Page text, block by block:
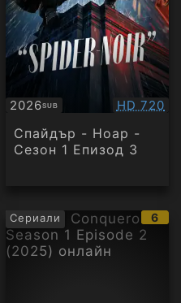
2026SUB
Субтитри HD 720
Спайдър - Ноар -
Сезон 1 Епизод 3
Сериали 6